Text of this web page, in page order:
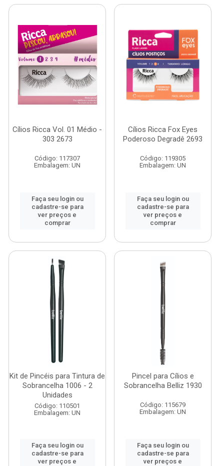
Cílios Ricca Vol. 01 Médio -
303 2673
Código: 117307
Embalagem: UN
Faça seu login ou
cadastre-se para
ver preços e
comprar
Cílios Ricca Fox Eyes
Poderoso Degradê 2693
Código: 119305
Embalagem: UN
Faça seu login ou
cadastre-se para
ver preços e
comprar
Kit de Pincéis para Tintura de
Sobrancelha 1006 - 2
Unidades
Código: 110501
Embalagem: UN
Faça seu login ou
cadastre-se para
ver preços e
Pincel para Cílios e
Sobrancelha Belliz 1930
Código: 115679
Embalagem: UN
Faça seu login ou
cadastre-se para
ver preços e